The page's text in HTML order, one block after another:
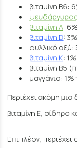
βιταμίνη B6:
ψευδάργυρος
βιταμίνη Α:
βιταμίνη D:
φυλλικό οξύ:
βιταμίνη Κ:
βιταμίνη Β5
μαγγάνιο:
Περιέχει ακόμη
βιταμίνη Ε, σίδηρο
Επιπλέον, περιέχει